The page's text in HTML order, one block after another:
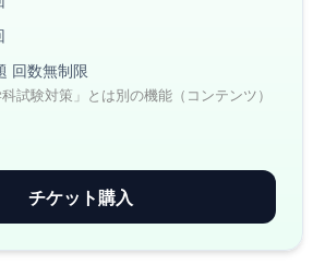
回数無制限
試験対策」とは別の機能（コンテンツ）
チケット購入